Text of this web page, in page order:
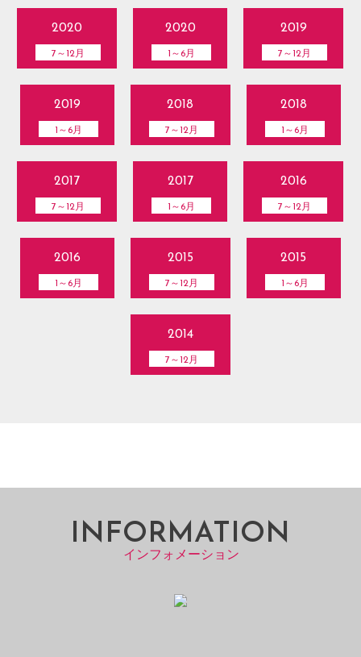
2020
7～12月
2020
1～6月
2019
7～12月
2019
1～6月
2018
7～12月
2018
1～6月
2017
7～12月
2017
1～6月
2016
7～12月
2016
1～6月
2015
7～12月
2015
1～6月
2014
7～12月
INFORMATION
インフォメーション